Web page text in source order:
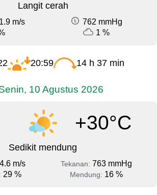
Langit cerah
m/s
762 mmHg
1 %
20:59 14 h 37 min
10 Agustus 2026
+30°C
Sedikit mendung
m/s Tekanan: 763 mmHg
29 % Mendung: 16 %